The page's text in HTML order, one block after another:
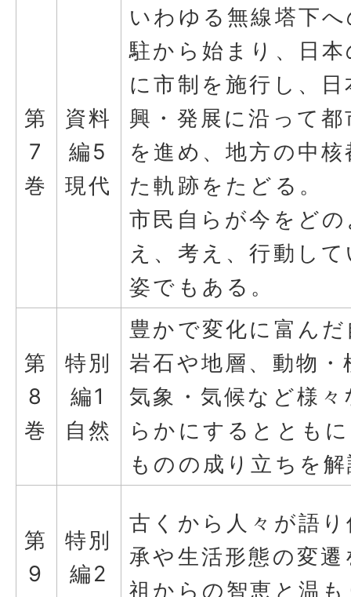
第
7
巻
資料
編5
現代
いわゆる無線塔下
駐から始まり、日
に市制を施行し、
興・発展に沿って
を進め、地方の中
た軌跡をたどる。
市民自らが今をど
え、考え、行動し
姿でもある。
第
8
巻
特別
編1
自然
豊かで変化に富ん
岩石や地層、動物
気象・気候など様
らかにするととも
ものの成り立ちを
第
9
特別
編2
古くから人々が語
承や生活形態の変
祖からの智恵と温